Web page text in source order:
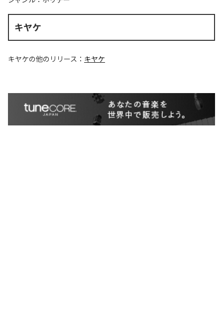
キヤケ
キヤケの他のリリース： キヤケ